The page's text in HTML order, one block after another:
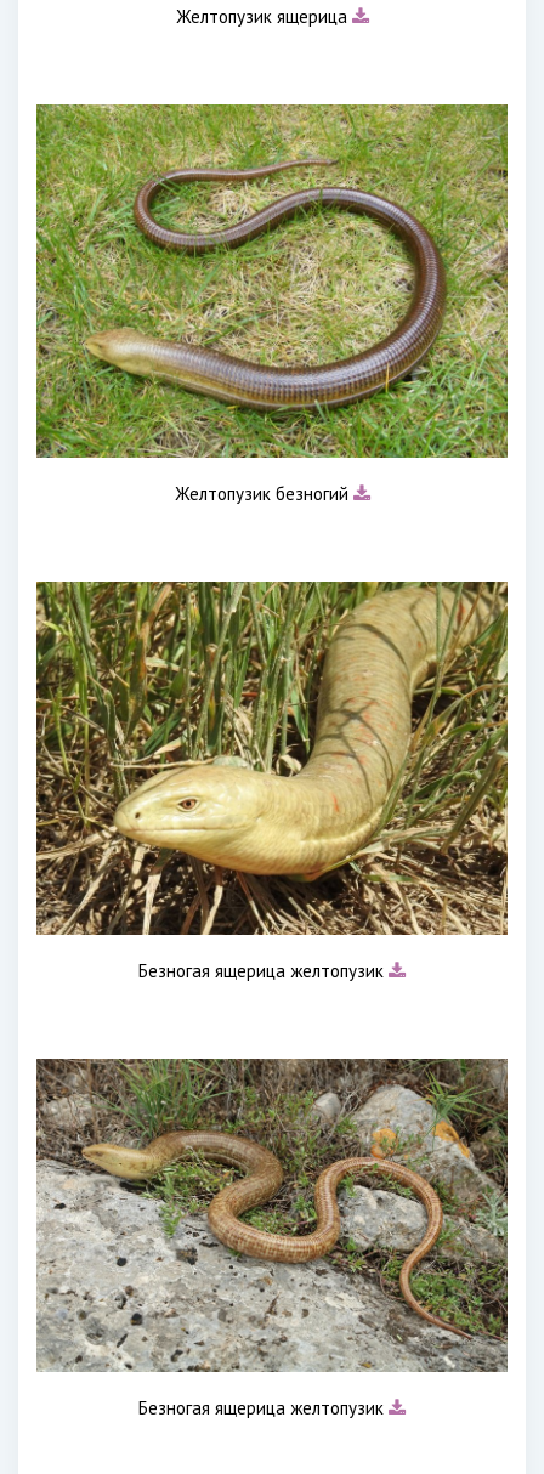
Желтопузик ящерица
Желтопузик безногий
Безногая ящерица желтопузик
Безногая ящерица желтопузик